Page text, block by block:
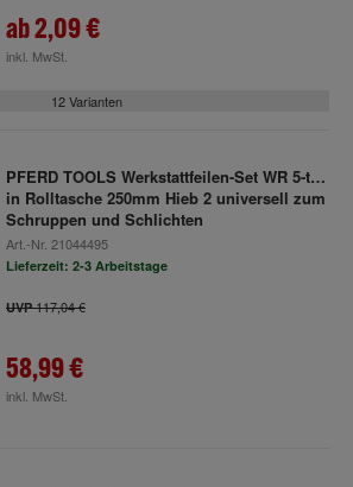
ab2,09 €
inkl. MwSt.
12 Varianten
PFERD TOOLS Werkstattfeilen-Set WR 5-tlg.
in Rolltasche 250mm Hieb 2 universell zum
Schruppen und Schlichten
Art.-Nr. 21044495
Lieferzeit: 2-3 Arbeitstage
UVP117,04 €
58,99 €
inkl. MwSt.